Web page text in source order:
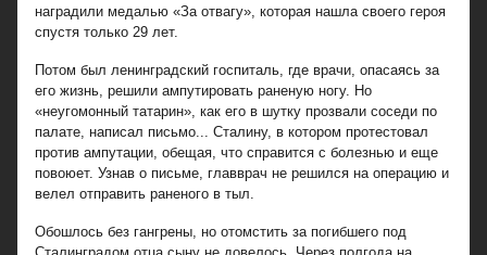
наградили медалью «За отвагу», которая нашла своего героя
спустя только 29 лет.
Потом был ленинградский госпиталь, где врачи, опасаясь за
его жизнь, решили ампутировать раненую ногу. Но
«неугомонный татарин», как его в шутку прозвали соседи по
палате, написал письмо... Сталину, в котором протестовал
против ампутации, обещая, что справится с болезнью и еще
повоюет. Узнав о письме, главврач не решился на операцию и
велел отправить раненого в тыл.
Обошлось без гангрены, но отомстить за погибшего под